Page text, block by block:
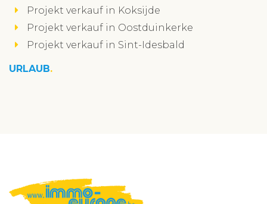
Projekt verkauf in Koksijde
Projekt verkauf in Oostduinkerke
Projekt verkauf in Sint-Idesbald
URLAUB